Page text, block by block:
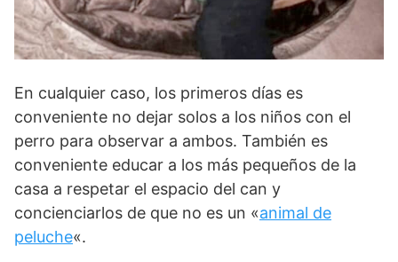
En cualquier caso, los primeros días es
conveniente no dejar solos a los niños con el
perro para observar a ambos. También es
conveniente educar a los más pequeños de la
casa a respetar el espacio del can y
concienciarlos de que no es un «animal de
peluche«.